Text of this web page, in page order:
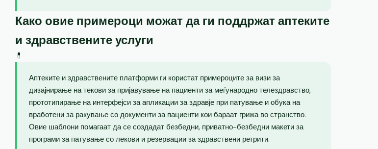
Како овие примероци можат да ги поддржат аптеките
и здравствените услуги
💊
Аптеките и здравствените платформи ги користат примероците за визи за
дизајнирање на текови за пријавување на пациенти за меѓународно телездравство,
прототипирање на интерфејси за апликации за здравје при патување и обука на
вработени за ракување со документи за пациенти кои бараат грижа во странство.
Овие шаблони помагаат да се создадат безбедни, приватно-безбедни макети за
програми за патување со лекови и резервации за здравствени ретрити.